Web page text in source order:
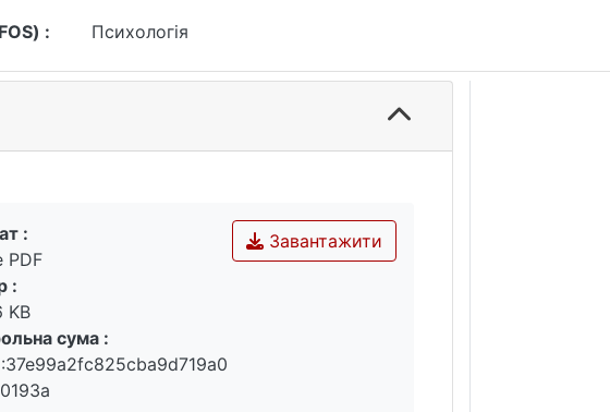
типажам.
: Психологія
Завантажити
:
PDF
:
KB
сума :